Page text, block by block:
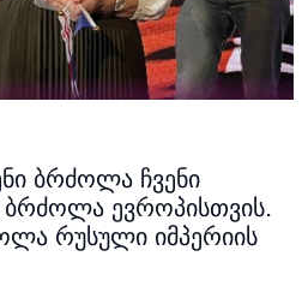
ბრძოლა ჩვენი
ევროპისთვის.
რუსული იმპერიის